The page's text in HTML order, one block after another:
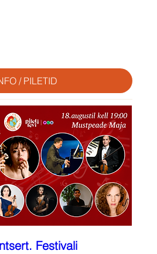
/ PILETID
Festivali